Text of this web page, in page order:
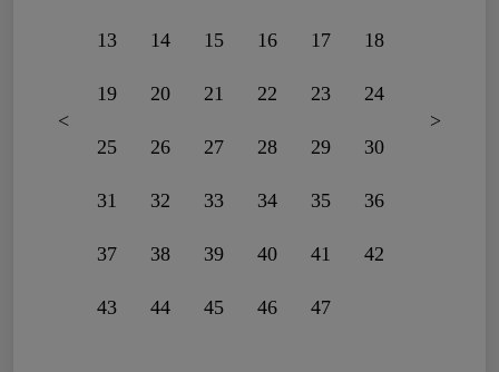
<
13 14 15 16 17 18
19 20 21 22 23 24
25 26 27 28 29 30
31 32 33 34 35 36
37 38 39 40 41 42
43 44 45 46 47
>